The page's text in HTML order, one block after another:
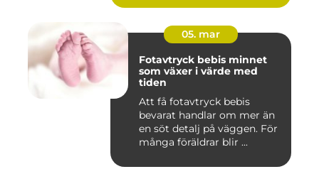
05. mar
Fotavtryck bebis minnet
som växer i värde med
tiden
Att få fotavtryck bebis
bevarat handlar om mer än
en söt detalj på väggen. För
många föräldrar blir ...